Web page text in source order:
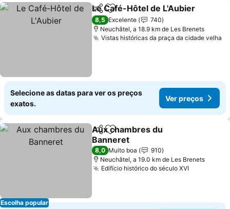
PartilharAdicionar aos favoritos
Le Café-Hôtel de L'Aubier
8,5 Excelente
740
Neuchâtel, a 18.9 km de Les Brenets
Vistas históricas da praça da cidade velha
Selecione as datas para ver os preços
exatos.
Ver preços
Escolha popular
PartilharAdicionar aos favoritos
Aux chambres du
Banneret
Ver preços
8,0 Muito boa
910
Neuchâtel, a 19.0 km de Les Brenets
Edifício histórico do século XVIVer